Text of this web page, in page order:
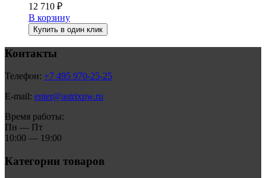
12 710 ₽
В корзину
Купить в один клик
Контакты
Телефон: +7 495 970-25-25
E-mail: enter@astrixpw.ru
Время работы:
Пн — Пт
10:00 — 19:00
Категории товаров